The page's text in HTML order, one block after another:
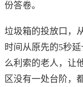
份答卷。
垃圾箱的投放口，
时间从原先的5秒
么利索的老人，让
区没有一处台阶，